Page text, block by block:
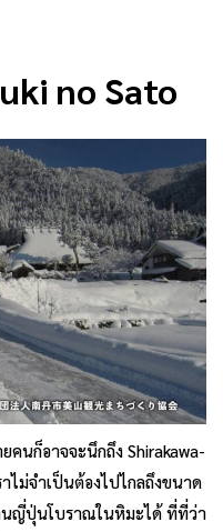
no Sato
นก็อาจจะนึกถึง Shirakawa-
ไม่จำเป็นต้องไปไกลถึงขนาด
นญี่ปุ่นโบราณในหิมะได้ ที่ที่ว่า